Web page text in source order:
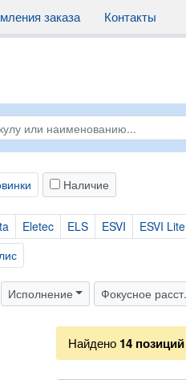
заказа Контакты
Наличие
Eletec ELS ESVI ESVI Lite
Исполнение Фокусное расст.
Найдено 14 позиций